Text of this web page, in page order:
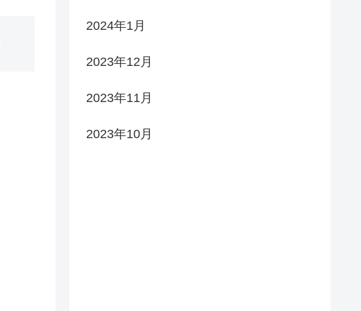
2024年1月
2023年12月
2023年11月
2023年10月